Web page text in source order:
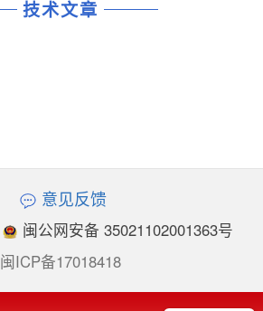
技术文章
意见反馈
闽公网安备 35021102001363号
闽ICP备17018418